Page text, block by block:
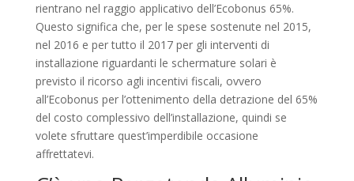
rientrano nel raggio applicativo dell’Ecobonus 65%.
Questo significa che, per le spese sostenute nel 2015,
nel 2016 e per tutto il 2017 per gli interventi di
installazione riguardanti le schermature solari è
previsto il ricorso agli incentivi fiscali, ovvero
all’Ecobonus per l’ottenimento della detrazione del 65%
del costo complessivo dell’installazione, quindi se
volete sfruttare quest’imperdibile occasione
affrettatevi.